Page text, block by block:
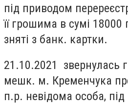
під приводом
її грошима в сумі 18000
зняті з банк. картки.
21.10.2021 звернулась
мешк. м. Кременчука
п.р. невідома особа,